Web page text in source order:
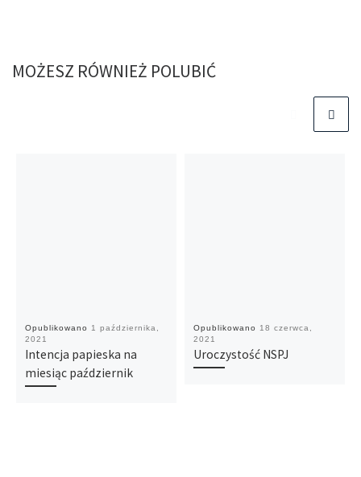
MOŻESZ RÓWNIEŻ POLUBIĆ
Opublikowano 1 października,
2021
Intencja papieska na
miesiąc październik
Opublikowano 18 czerwca,
2021
Uroczystość NSPJ